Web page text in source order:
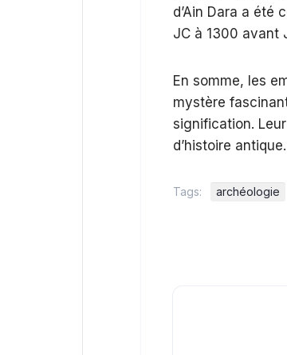
d’Ain Dara a
JC à 1300 avant
En somme, les
mystère
signification.
d’histoire antique.
Tags: archéologie